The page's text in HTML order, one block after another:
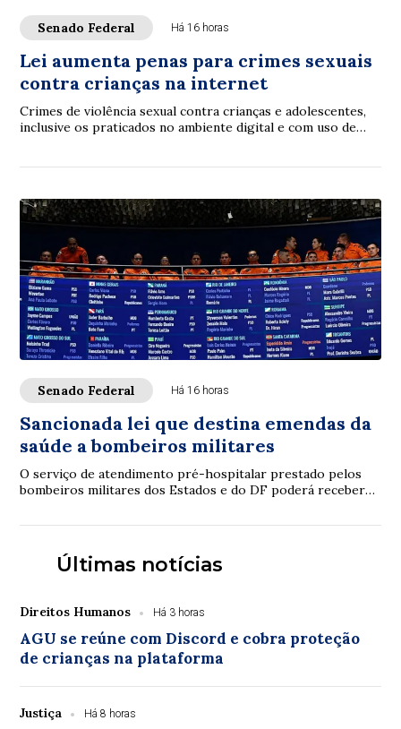
Senado Federal Há 16 horas
Lei aumenta penas para crimes sexuais
contra crianças na internet
Crimes de violência sexual contra crianças e adolescentes,
inclusive os praticados no ambiente digital e com uso de
Senado Federal Há 16 horas
Sancionada lei que destina emendas da
saúde a bombeiros militares
O serviço de atendimento pré-hospitalar prestado pelos
bombeiros militares dos Estados e do DF poderá receber
Últimas notícias
Direitos Humanos Há 3 horas
AGU se reúne com Discord e cobra proteção
de crianças na plataforma
Justiça Há 8 horas